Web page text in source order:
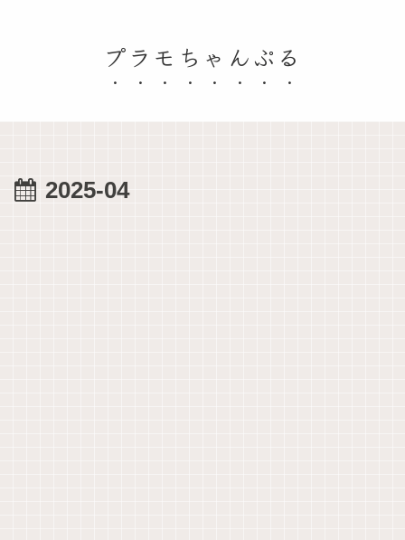
プラモちゃんぷる
2025-04